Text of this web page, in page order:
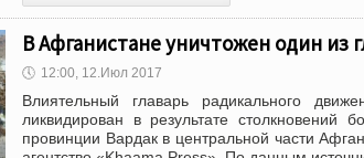
В Афганистане уничтожен один из
🕔 12:00, 12.Июл 2017
Влиятельный главарь радикального
ликвидирован в результате столкновений
провинции Вардак в центральной части